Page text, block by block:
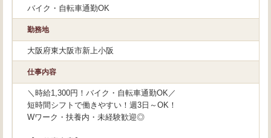
バイク・自転車通勤OK
勤務地
大阪府東大阪市新上小阪
仕事内容
＼時給1,300円！バイク・自転車通勤OK／
短時間シフトで働きやすい！週3日～OK！
Wワーク・扶養内・未経験歓迎◎